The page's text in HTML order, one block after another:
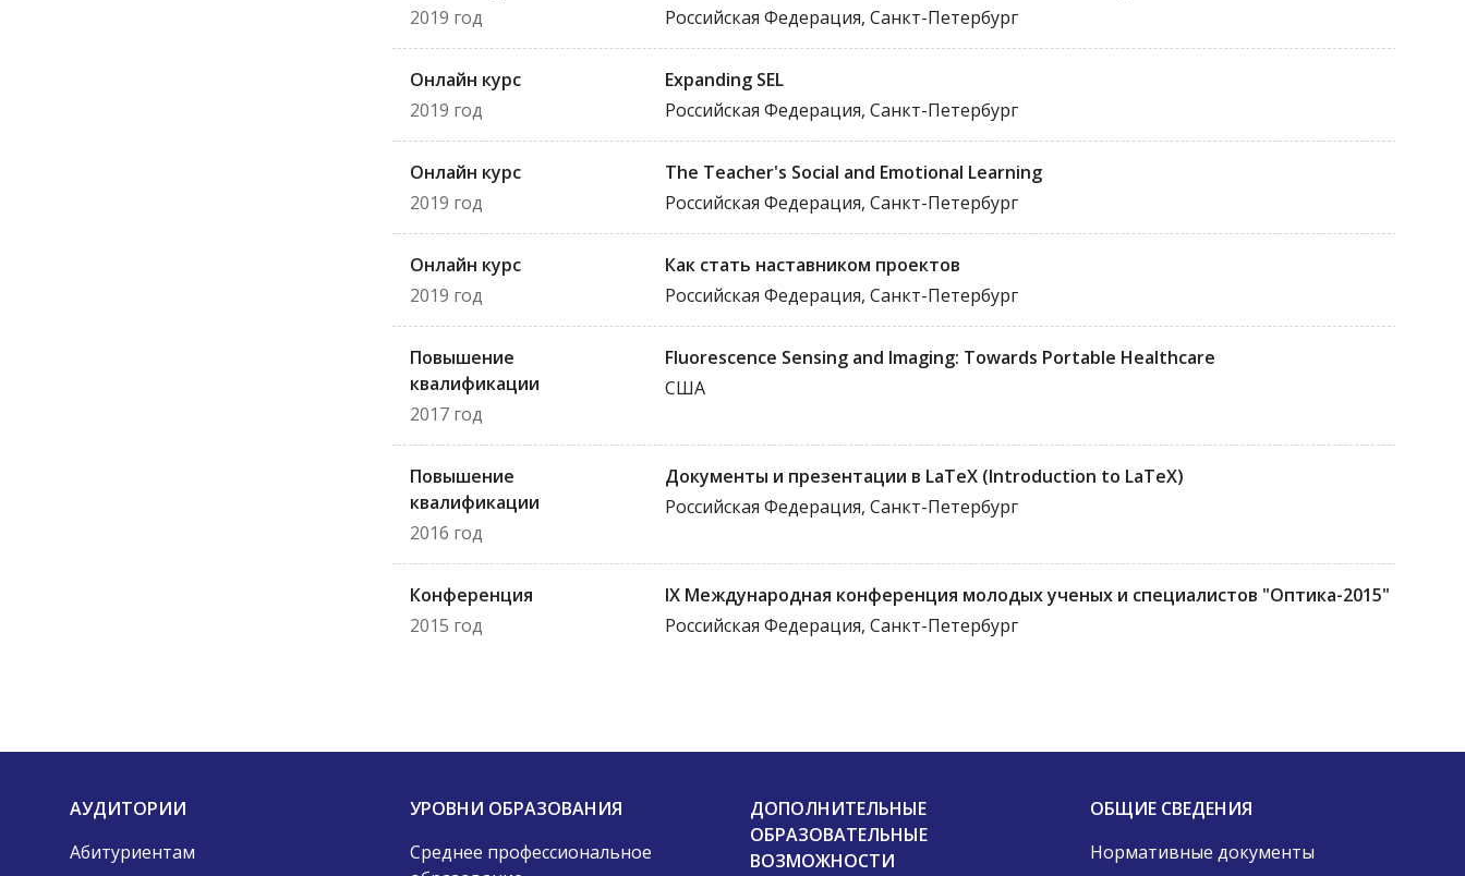
2019 год
Российская Федерация, Санкт-Петербург
Онлайн курс
2019 год
Expanding SEL
Российская Федерация, Санкт-Петербург
Онлайн курс
2019 год
The Teacher's Social and Emotional Learning
Российская Федерация, Санкт-Петербург
Онлайн курс
2019 год
Как стать наставником проектов
Российская Федерация, Санкт-Петербург
Повышение
квалификации
2017 год
Fluorescence Sensing and Imaging: Towards Portable Healthcare
США
Повышение
квалификации
2016 год
Документы и презентации в LaTeX (Introduction to LaTeX)
Российская Федерация, Санкт-Петербург
Конференция
2015 год
IX Международная конференция молодых ученых и специалистов "Оптика-2015"
Российская Федерация, Санкт-Петербург
АУДИТОРИИ
Абитуриентам
УРОВНИ ОБРАЗОВАНИЯ
Среднее профессиональное
ДОПОЛНИТЕЛЬНЫЕ
ОБРАЗОВАТЕЛЬНЫЕ
ВОЗМОЖНОСТИ
ОБЩИЕ СВЕДЕНИЯ
Нормативные документы